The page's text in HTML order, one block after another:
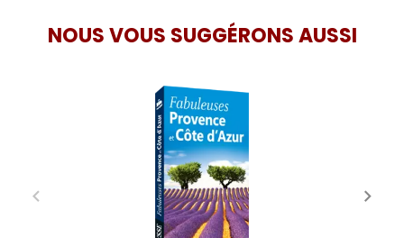
NOUS VOUS SUGGÉRONS AUSSI